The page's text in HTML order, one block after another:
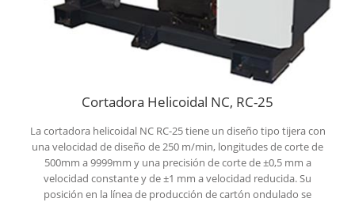
Cortadora Helicoidal NC, RC-25
La cortadora helicoidal NC RC-25 tiene un diseño tipo tijera con
una velocidad de diseño de 250 m/min, longitudes de corte de
500mm a 9999mm y una precisión de corte de ±0,5 mm a
velocidad constante y de ±1 mm a velocidad reducida. Su
posición en la línea de producción de cartón ondulado se